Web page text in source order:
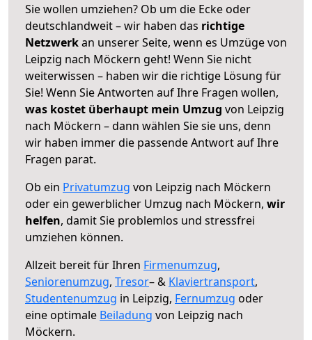
Sie wollen umziehen? Ob um die Ecke oder
deutschlandweit – wir haben das richtige
Netzwerkan unserer Seite, wenn es Umzüge von
Leipzig nach Möckern geht! Wenn Sie nicht
weiterwissen – haben wir die richtige Lösung für
Sie! Wenn Sie Antworten auf Ihre Fragen wollen,
was kostet überhaupt mein Umzug von Leipzig
nach Möckern – dann wählen Sie sie uns, denn
wir haben immer die passende Antwort auf Ihre
Fragen parat.
Ob ein Privatumzug von Leipzig nach Möckern
oder ein gewerblicher Umzug nach Möckern, wir
helfen, damit Sie problemlos und stressfrei
umziehen können.
Allzeit bereit für Ihren Firmenumzug,
Seniorenumzug, Tresor– & Klaviertransport,
Studentenumzug in Leipzig, Fernumzug oder
eine optimale Beiladung von Leipzig nach
Möckern.